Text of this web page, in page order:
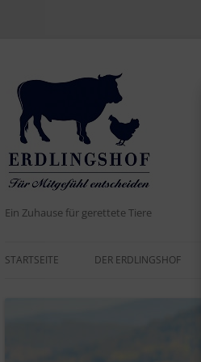
Ein Zuhause für gerettete Tiere
STARTSEITE DER ERDLINGSHOF